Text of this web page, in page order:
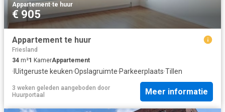
Appartement·te huur
€ 905
Appartement te huur
Friesland
34 m²1 KamerAppartement
·IUitgeruste keuken·Opslagruimte·Parkeerplaats·Tillen
3 weken geleden aangeboden door
Huurportaal
Meer informatie